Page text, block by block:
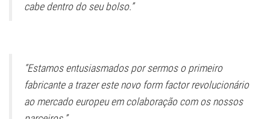
cabe dentro do seu bolso.”
“Estamos entusiasmados por sermos o primeiro
fabricante a trazer este novo form factor revolucionário
ao mercado europeu em colaboração com os nossos